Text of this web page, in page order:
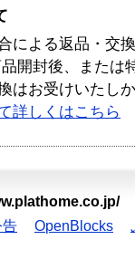
による返品・交
開封後、または
はお受けいたし
詳しくはこちら
告 OpenBlocks